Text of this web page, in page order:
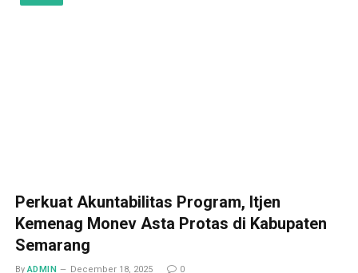
Perkuat Akuntabilitas Program, Itjen
Kemenag Monev Asta Protas di Kabupaten
Semarang
By ADMIN December 18, 2025 0